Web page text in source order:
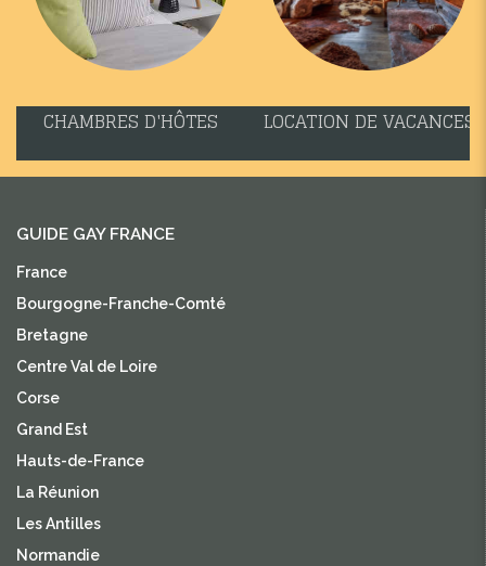
CHAMBRES D'HÔTES LOCATION DE VACANCES
GUIDE GAY FRANCE
France
Bourgogne-Franche-Comté
Bretagne
Centre Val de Loire
Corse
Grand Est
Hauts-de-France
La Réunion
Les Antilles
Normandie